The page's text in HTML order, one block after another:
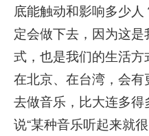
底能触动和影响多少
定会做下去，因为这
式，也是我们的生活方
在北京、在台湾，会
去做音乐，比大连多
说“某种音乐听起来就